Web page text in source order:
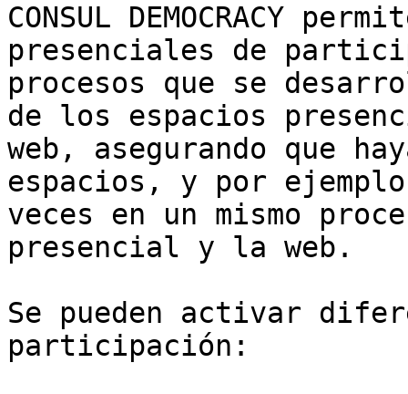
CONSUL DEMOCRACY
presenciales de
procesos que se
de los espacios
web, asegurando que
espacios, y por
veces en un mismo
presencial y la web.
Se pueden activar
participación: